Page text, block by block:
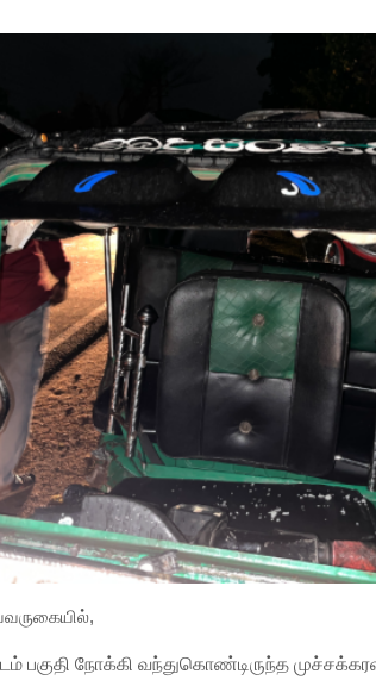
பகுதி நோக்கி வந்துகொண்டிருந்த